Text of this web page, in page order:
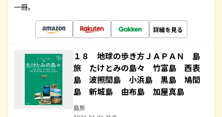
一冊。
詳細を見る
１８ 地球の歩き方ＪＡＰＡＮ 島
旅 たけとみの島々 竹富島 西表
島 波照間島 小浜島 黒島 鳩間
島 新城島 由布島 加屋真島
島旅